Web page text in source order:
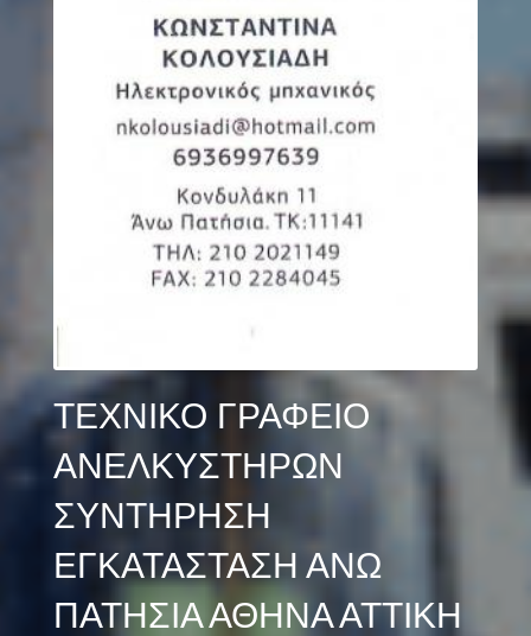
ΤΕΧΝΙΚΟ ΓΡΑΦΕΙΟ
ΑΝΕΛΚΥΣΤΗΡΩΝ
ΣΥΝΤΗΡΗΣΗ
ΕΓΚΑΤΑΣΤΑΣΗ ΑΝΩ
ΠΑΤΗΣΙΑ ΑΘΗΝΑ ΑΤΤΙΚΗ